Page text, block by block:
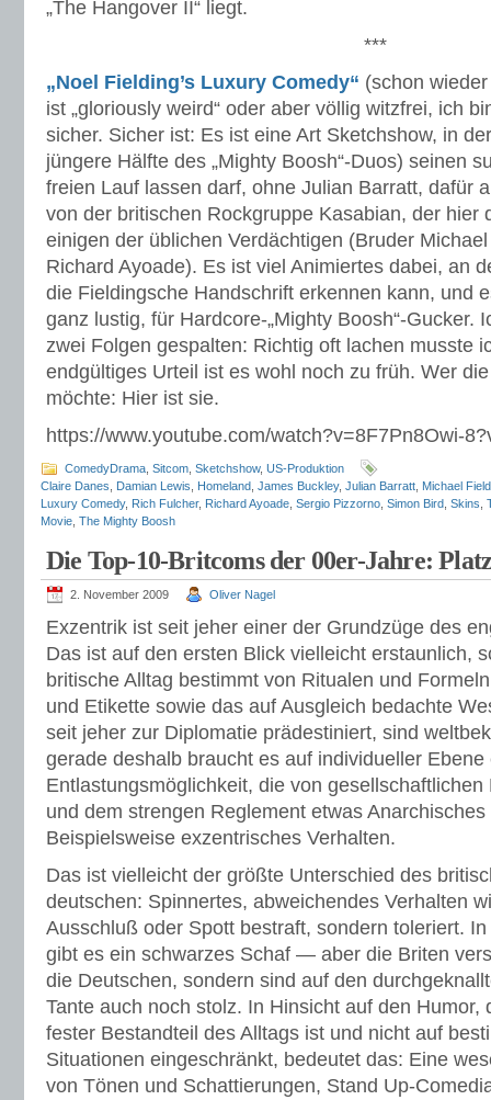
„The Hangover II“ liegt.
***
„Noel Fielding’s Luxury Comedy“ (schon
ist „gloriously weird“ oder aber völlig witzfrei, ich
sicher. Sicher ist: Es ist eine Art Sketchshow, in
jüngere Hälfte des „Mighty Boosh“-Duos) seinen
freien Lauf lassen darf, ohne Julian Barratt, dafür
von der britischen Rockgruppe Kasabian, der hier
einigen der üblichen Verdächtigen (Bruder
Richard Ayoade). Es ist viel Animiertes dabei, an
die Fieldingsche Handschrift erkennen kann, und
ganz lustig, für Hardcore-„Mighty Boosh“-Gucker.
zwei Folgen gespalten: Richtig oft lachen musste
endgültiges Urteil ist es wohl noch zu früh. Wer
möchte: Hier ist sie.
https://www.youtube.com/watch?v=8F7Pn8Owi-
ComedyDrama Sitcom Sketchshow, US-Produktion
Claire Danes
Damian Lewis Homeland James Buckley, Julian Barratt Michael
Luxury Comedy, Rich Fulcher, Richard Ayoade Sergio Pizzorno Simon Bird Skins
Movie The Mighty Boosh
Die Top-10-Britcoms der 00er-Jahre:
2. November 2009 Oliver Nagel
Exzentrik ist seit jeher einer der Grundzüge des
Das ist auf den ersten Blick vielleicht erstaunlich,
britische Alltag bestimmt von Ritualen und
und Etikette sowie das auf Ausgleich bedachte
seit jeher zur Diplomatie prädestiniert, sind
gerade deshalb braucht es auf individueller Ebene
Entlastungsmöglichkeit, die von
und dem strengen Reglement etwas
Beispielsweise exzentrisches Verhalten.
Das ist vielleicht der größte Unterschied des
deutschen: Spinnertes, abweichendes Verhalten
Ausschluß oder Spott bestraft, sondern toleriert.
gibt es ein schwarzes Schaf — aber die Briten
die Deutschen, sondern sind auf den
Tante auch noch stolz. In Hinsicht auf den Humor,
fester Bestandteil des Alltags ist und nicht auf
Situationen eingeschränkt, bedeutet das: Eine
von Tönen und Schattierungen, Stand Up-